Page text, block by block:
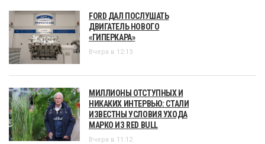
FORD ДАЛ ПОСЛУШАТЬ
ДВИГАТЕЛЬ НОВОГО
«ГИПЕРКАРА»
Вчера в 12:13
МИЛЛИОНЫ ОТСТУПНЫХ И
НИКАКИХ ИНТЕРВЬЮ: СТАЛИ
ИЗВЕСТНЫ УСЛОВИЯ УХОДА
МАРКО ИЗ RED BULL
Вчера в 11:12